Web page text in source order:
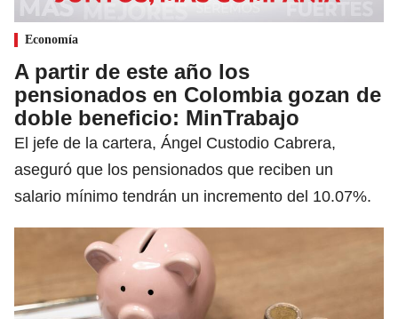
Economía
A partir de este año los
pensionados en Colombia gozan de
doble beneficio: MinTrabajo
El jefe de la cartera, Ángel Custodio Cabrera,
aseguró que los pensionados que reciben un
salario mínimo tendrán un incremento del 10.07%.